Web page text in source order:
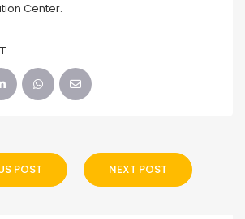
Center.
POST NEXT POST